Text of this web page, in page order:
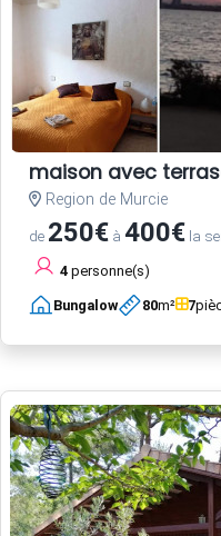
maison avec
Region de Murcie
de 250€ à 400€ la
4 personne(s)
Bungalow 80m² 7